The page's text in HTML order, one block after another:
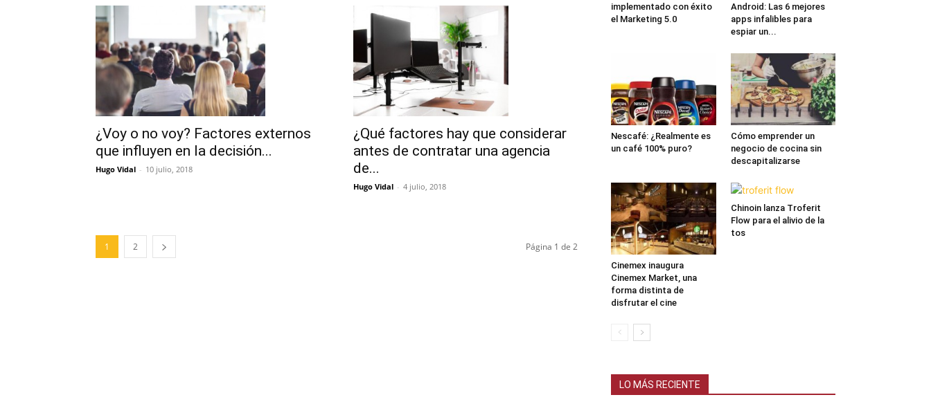
¿Voy o no voy? Factores externos
que influyen en la decisión...
Hugo Vidal - 10 julio, 2018
¿Qué factores hay que considerar
antes de contratar una agencia
de...
Hugo Vidal - 4 julio, 2018
1 2 Página 1 de 2
implementado con éxito
el Marketing 5.0
Android: Las 6 mejores
apps infalibles para
espiar un...
Nescafé: ¿Realmente es
un café 100% puro?
Cómo emprender un
negocio de cocina sin
descapitalizarse
Cinemex inaugura
Cinemex Market, una
forma distinta de
disfrutar el cine
Chinoin lanza Troferit
Flow para el alivio de la
tos
LO MÁS RECIENTE